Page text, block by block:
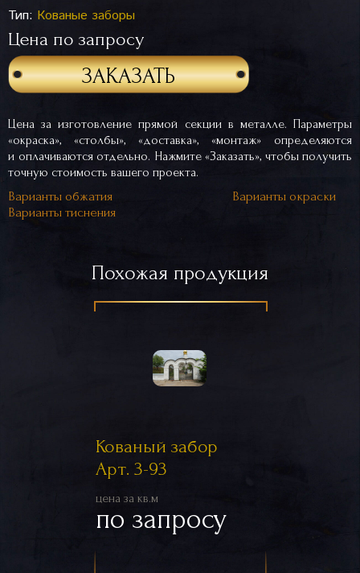
Тип: Кованые заборы
Цена по запросу
ЗАКАЗАТЬ
Цена за изготовление прямой секции в металле. Параметры
«окраска», «столбы», «доставка», «монтаж» определяются
и оплачиваются отдельно. Нажмите «Заказать», чтобы получить
точную стоимость вашего проекта.
Варианты обжатия
Варианты окраски
Варианты тиснения
Похожая продукция
Кованый забор
Арт. 3-93
цена за кв.м
по запросу